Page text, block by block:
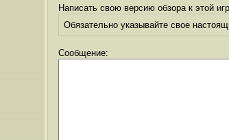
Написать свою версию обзора к этой
Обязательно указывайте свое
Сообщение: